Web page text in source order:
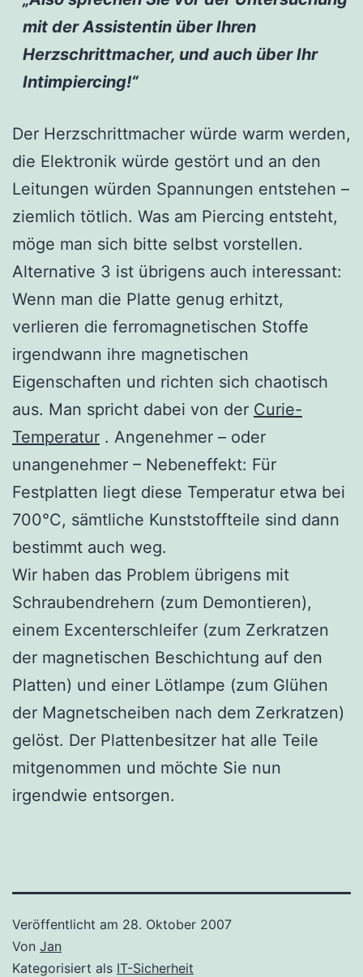
mit der Assistentin über Ihren
Herzschrittmacher, und auch über Ihr
Intimpiercing!“
Der Herzschrittmacher würde warm werden,
die Elektronik würde gestört und an den
Leitungen würden Spannungen entstehen –
ziemlich tötlich. Was am Piercing entsteht,
möge man sich bitte selbst vorstellen.
Alternative 3 ist übrigens auch interessant:
Wenn man die Platte genug erhitzt,
verlieren die ferromagnetischen Stoffe
irgendwann ihre magnetischen
Eigenschaften und richten sich chaotisch
aus. Man spricht dabei von der Curie-
Temperatur . Angenehmer – oder
unangenehmer – Nebeneffekt: Für
Festplatten liegt diese Temperatur etwa bei
700°C, sämtliche Kunststoffteile sind dann
bestimmt auch weg.
Wir haben das Problem übrigens mit
Schraubendrehern (zum Demontieren),
einem Excenterschleifer (zum Zerkratzen
der magnetischen Beschichtung auf den
Platten) und einer Lötlampe (zum Glühen
der Magnetscheiben nach dem Zerkratzen)
gelöst. Der Plattenbesitzer hat alle Teile
mitgenommen und möchte Sie nun
irgendwie entsorgen.
Veröffentlicht am 28. Oktober 2007
Von Jan
Kategorisiert als IT-Sicherheit